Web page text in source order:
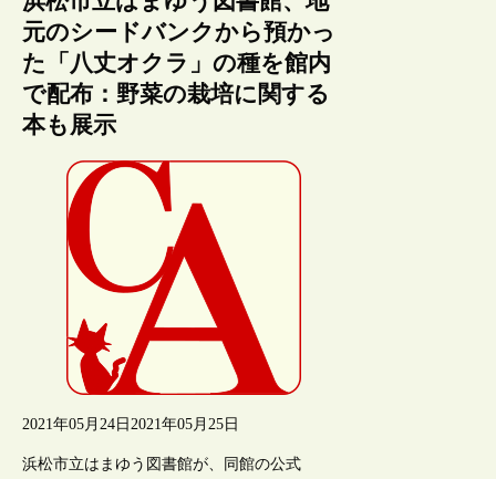
元のシードバンクから預かっ
た「八丈オクラ」の種を館内
で配布：野菜の栽培に関する
本も展示
2021年05月24日 2021年05月25日
浜松市立はまゆう図書館が、同館の公式